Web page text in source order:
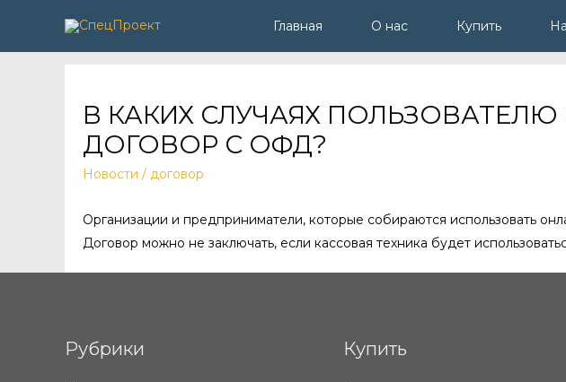
Главная О нас Купить
В КАКИХ СЛУЧАЯХ
ДОГОВОР С ОФД?
Новости / договор
Организации и предприниматели, которые собираются использовать
Договор можно не заключать, если кассовая техника будет
Рубрики Купить